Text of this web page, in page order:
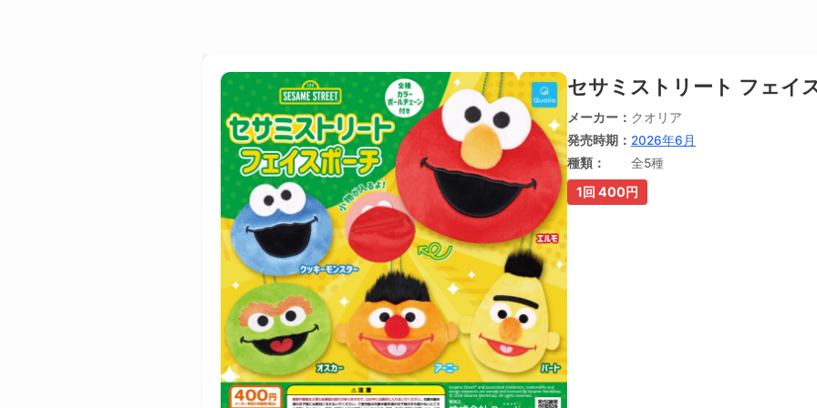
セサミストリート フェイ
メーカー
クオリア
発売時期
2026年6月
種類
全5種
1回 400円